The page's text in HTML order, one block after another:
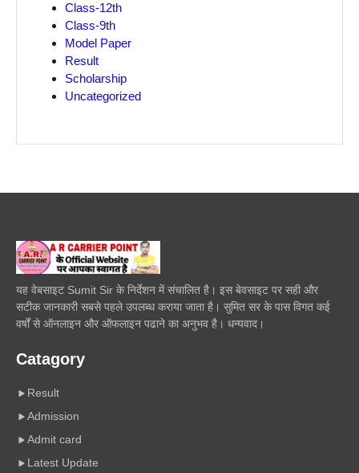
Class-12th
Class-9th
Model Paper
Result
Scholarship
Uncategorized
यह वेबसाइट Sumit Sir के निर्देशन में संचालित है। इस बेवसाइट पर सही और
सटीक जानकारी सबसे पहले उपलब्ध कराया जाता है। सुमित सर के पास विगत कई
वर्षों से ऑनलाइन और ऑफलाइन पढाने का अनुभव है। धन्यवाद।
Catagory
Result
Admission
Admit card
Latest Update